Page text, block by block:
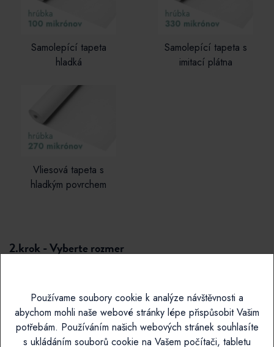
Používame soubory cookie k analýze návštěvnosti a
abychom mohli naše webové stránky lépe přispůsobit Vašim
potřebám. Používáním našich webových stránek souhlasíte
s ukládáním souborů cookie na Vašem počítači, tabletu
Samolepící tapeta
hladká
Samolepící tapeta s
imitací plátna
Vliesová tapeta s
hladkým povrchem
2.krok - Vyberte rozmer
✓ cena s DPH
✓ zboží odesíláme většinou do 7 pracovních dnů
Zadejte svůj vlastní rozměr
Začněte tím, že zadáte vámi požadovanou šířku a výšku